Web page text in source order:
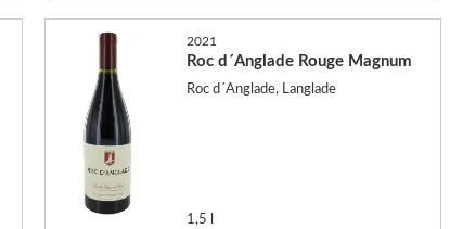
2021
Roc d´Anglade Rouge Magnum
Roc d´Anglade, Langlade
1,5 l